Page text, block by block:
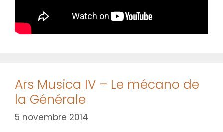
Ars Musica IV – Le mécano de
la Générale
5 novembre 2014